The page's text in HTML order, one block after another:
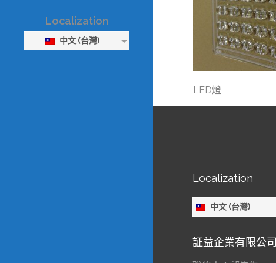
Localization
中文 (台灣)
LED燈
Localization
中文 (台灣)
証益企業有限公司